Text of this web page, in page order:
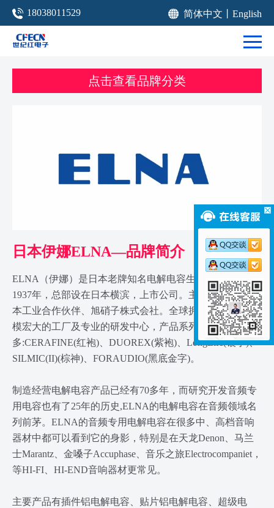
18038011529 简体中文 English
点击查看品牌分类
日本伊娜ELNA—品牌简介
ELNA（伊娜）是日本老牌知名电解电容生产商,成立于
1937年，总部设在日本横滨，上市公司。主要股东为：日
本工业合作伙伴、旭硝子株式会社。全球拥有七家生产规
模宏大的工厂及专业的研发中心，产品系列非常
多:CERAFINE(红袍)、DUOREX(紫袍)、LongLife(银字)、
SILMIC(II)(棕神)、FORAUDIO(黑底金字)。
制造经营电解电容产品已经有70多年，而研究开发音频专
用电容也有了25年的历史,ELNA的电解电容在音频领域名
列前茅。ELNA的音频专用电解电容在很多中、高档音响
器材中都可以看到它的身影，特别是在天龙Denon、马兰
士Marantz、金嗓子Accuphase、音乐之旅Electrocompaniet，
等HI-FI、HI-END音响器材更常见。
主要产品有插件铝电解电容、贴片铝电解电容、超级电